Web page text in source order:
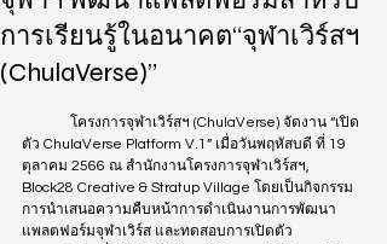
การเรียนรู้ในอนาคต“จุฬาเวิร์สฯ
(ChulaVerse)”
ตัว ChulaVerse Platform V.1” เมื่อวันพฤหัสบดี ที่ 19
ตุลาคม 2566 ณ สำนักงานโครงการจุฬาเวิร์สฯ,
Block28 Creative & Stratup Village โดยเป็นกิจกรรม
การนำเสนอความคืบหน้าการดำเนินงานการพัฒนา
แพลตฟอร์มจุฬาเวิร์ส และทดสอบการเปิดตัว